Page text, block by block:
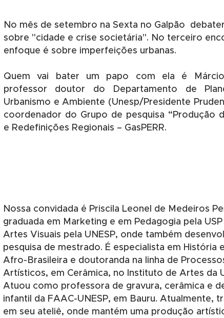
No mês de setembro na Sexta no Galpão
sobre "cidade e crise societária". No terceiro
enfoque é sobre imperfeições urbanas.
Quem vai bater um papo com ela é Márcio
professor doutor do Departamento de
Urbanismo e Ambiente (Unesp/Presidente
coordenador do Grupo de pesquisa “Produção
e Redefinições Regionais – GasPERR.
Nossa convidada é Priscila Leonel de Medeiros
graduada em Marketing e em Pedagogia pela
Artes Visuais pela UNESP, onde também
pesquisa de mestrado. É especialista em História
Afro-Brasileira e doutoranda na linha de
Artísticos, em Cerâmica, no Instituto de Artes da
Atuou como professora de gravura, cerâmica e
infantil da FAAC-UNESP, em Bauru. Atualmente,
em seu ateliê, onde mantém uma produção